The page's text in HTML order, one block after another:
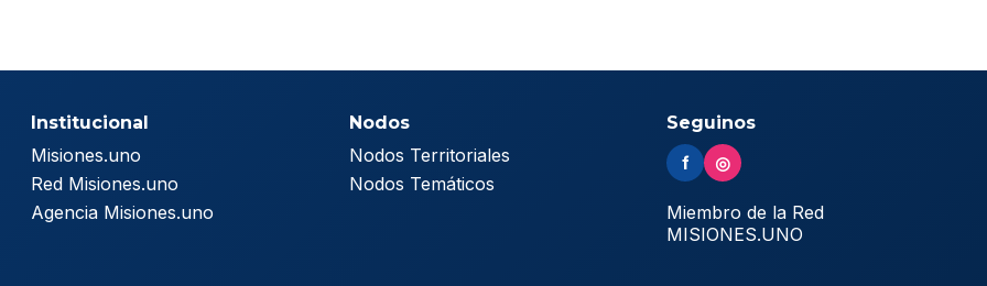
Institucional
Misiones.uno
Red Misiones.uno
Agencia Misiones.uno
Nodos
Nodos Territoriales
Nodos Temáticos
Seguinos
f ◎
Miembro de la Red
MISIONES.UNO